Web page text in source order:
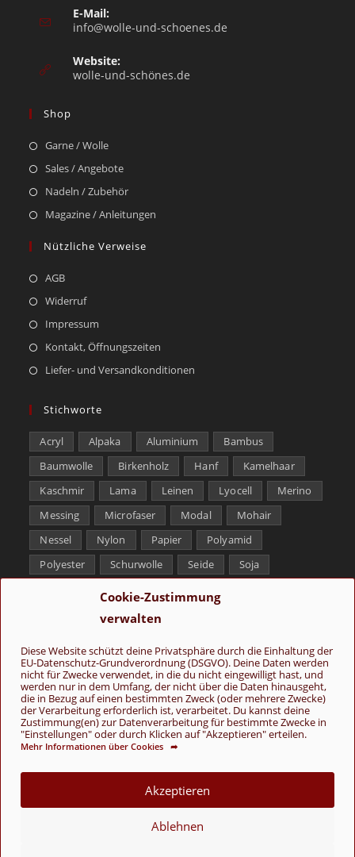
Cookie-Zustimmung
verwalten
Diese Website schützt deine Privatsphäre durch die Einhaltung der
EU-Datenschutz-Grundverordnung (DSGVO). Deine Daten werden
nicht für Zwecke verwendet, in die du nicht eingewilligt hast, und
werden nur in dem Umfang, der nicht über die Daten hinausgeht,
die in Bezug auf einen bestimmten Zweck (oder mehrere Zwecke)
der Verarbeitung erforderlich ist, verarbeitet. Du kannst deine
Zustimmung(en) zur Datenverarbeitung für bestimmte Zwecke in
"Einstellungen" oder durch Klicken auf "Akzeptieren" erteilen.
Mehr Informationen über Cookies ➦
Akzeptieren
Ablehnen
E-Mail:
info@wolle-und-schoenes.de
Website:
wolle-und-schönes.de
Shop
Garne / Wolle
Sales / Angebote
Nadeln / Zubehör
Magazine / Anleitungen
Nützliche Verweise
AGB
Widerruf
Impressum
Kontakt, Öffnungszeiten
Liefer- und Versandkonditionen
Stichworte
Acryl Alpaka Aluminium
Bambus
Baumwolle
Birkenholz Hanf
Kamelhaar
Kaschmir
Lama Leinen Lyocell
Merino
Messing
Microfaser Modal
Mohair
Nessel
Nylon Papier
Polyamid
Polyester
Schurwolle Seide
Soja
Tencel
Yak
Folge uns
© Copyright 2026 - Wolle & Schönes
VERTRAG WIDERRUFEN